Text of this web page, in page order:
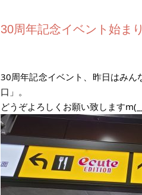
30周年記念イベント始ま
30周年記念イベント、昨日はみん
口」。
どうぞよろしくお願い致します